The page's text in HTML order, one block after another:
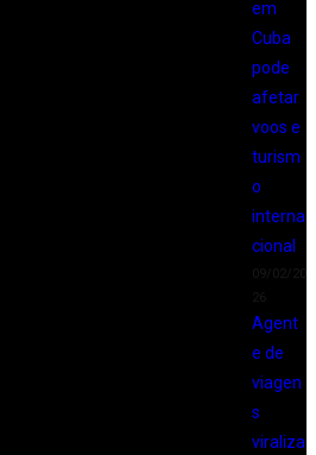
em
Cuba
pode
afetar
voos e
turism
o
interna
cional
09/02/20
26
Agent
e de
viagen
s
viraliza